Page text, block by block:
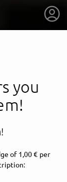
you
of 1,00 € per